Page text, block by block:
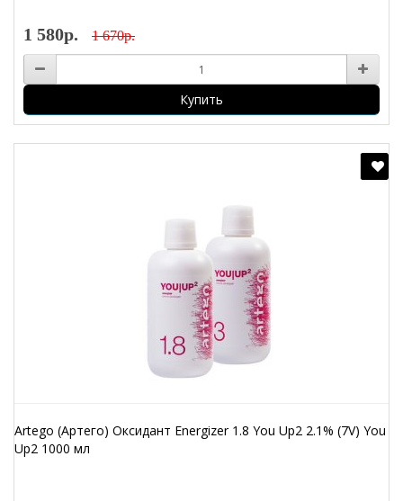
1 580р. 1 670р.
Купить
Artego (Артего) Оксидант Energizer 1.8 You Up2 2.1% (7V) You
Up2 1000 мл